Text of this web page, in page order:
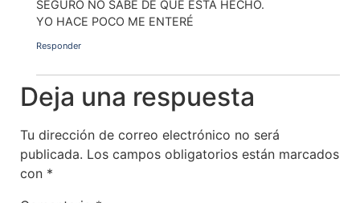
SEGURO NO SABE DE QUÉ ESTÁ HECHO.
YO HACE POCO ME ENTERÉ
Responder
Deja una respuesta
Tu dirección de correo electrónico no será
publicada. Los campos obligatorios están marcados
con *